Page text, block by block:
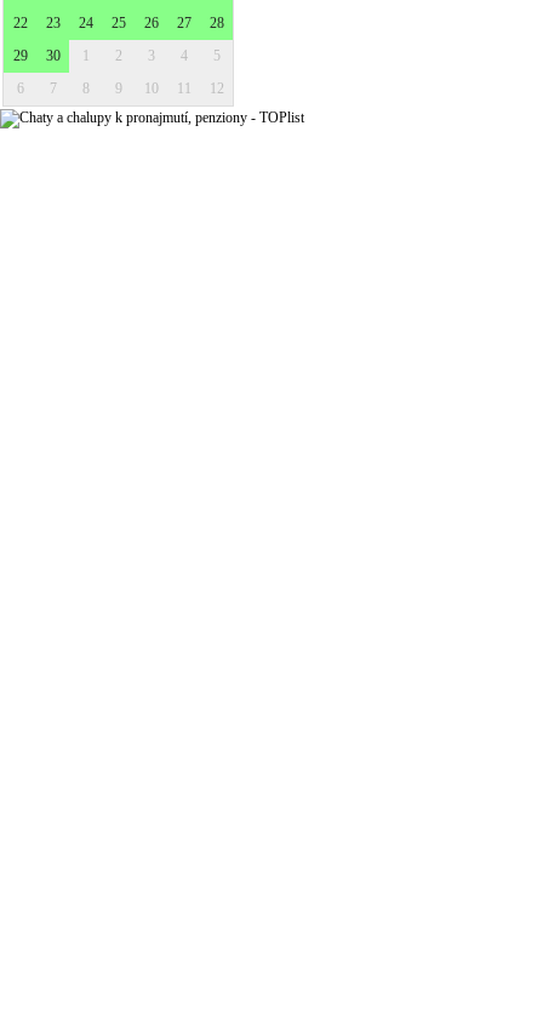
22
23 24 25 26 27
28
29
30 1 2 3 4
5
6
7 8 9 10 11 12